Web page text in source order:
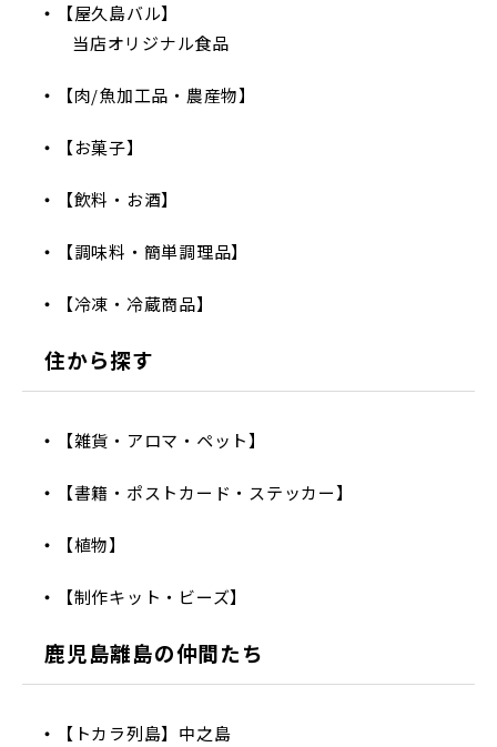
【屋久島バル】
当店オリジナル食品
【肉/魚加工品・農産物】
【お菓子】
【飲料・お酒】
【調味料・簡単調理品】
【冷凍・冷蔵商品】
住から探す
【雑貨・アロマ・ペット】
【書籍・ポストカード・ステッカー】
【植物】
【制作キット・ビーズ】
鹿児島離島の仲間たち
【トカラ列島】中之島